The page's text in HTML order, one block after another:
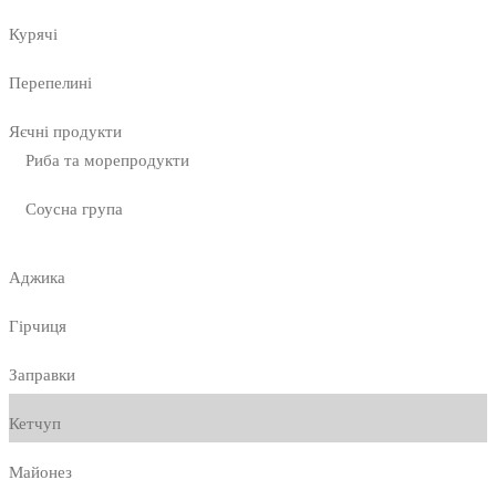
Курячі
Перепелині
Яєчні продукти
Риба та морепродукти
Соусна група
Аджика
Гірчиця
Заправки
Кетчуп
Майонез